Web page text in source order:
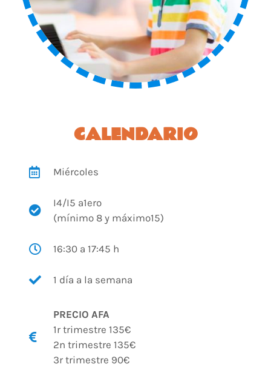
CALENDARIO
Miércoles
I4/I5 a1ero
(mínimo 8 y máximo15)
16:30 a 17:45 h
1 día a la semana
PRECIO AFA
1r trimestre 135€
2n trimestre 135€
3r trimestre 90€